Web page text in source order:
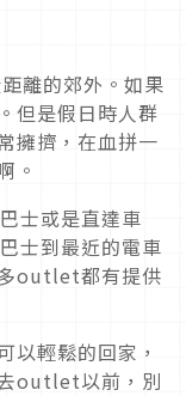
離的郊外。如果
但是假日時人群
擁擠，在血拼一
。
士或是直達車
士到最近的電車
outlet都有提供
以輕鬆的回家，
outlet以前，別